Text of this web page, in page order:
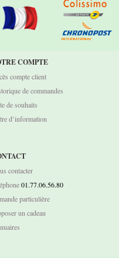
COMPTE
compte client
de commandes
de souhaits
d’information
contacter
01.77.06.56.80
particulière
un cadeau